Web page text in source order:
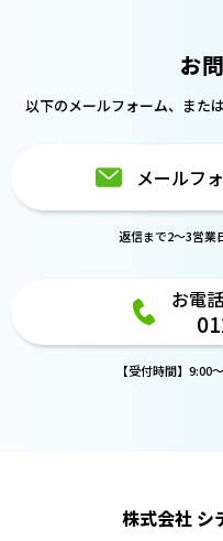
お
以下のメールフォーム、または
メールフ
返信まで2～3営業
お電
【受付時間】9:00
株式会社 シ